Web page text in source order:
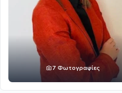
7 Φωτογραφίες